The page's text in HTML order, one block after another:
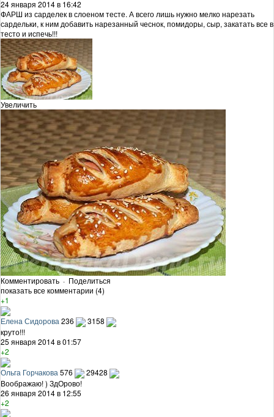
24 января 2014 в 16:42
ФАРШ из сарделек в слоеном тесте. А всего лишь нужно мелко нарезать
сардельки, к ним добавить нарезанный чеснок, помидоры, сыр, закатать все в
тесто и испечь!!!
Увеличить
Комментировать · Поделиться
показать все комментарии (4)
+1
Елена Сидорова 236
3158
круто!!!
25 января 2014 в 01:57
+2
Ольга Горчакова 576
29428
Воображаю! ) ЗдОрово!
26 января 2014 в 12:55
+2